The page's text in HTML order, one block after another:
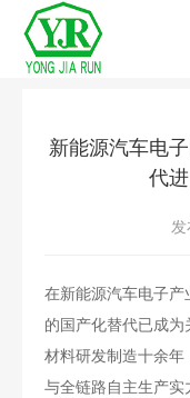
新能源汽车电
代
发
在新能源汽车电子
的国产化替代已成
材料研发制造十余年
与全链路自主生产实